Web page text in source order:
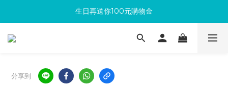
滿300回饋10%購物金
生日再送你100元購物金
加入成為新會員 馬上領取50元購物金
分享到